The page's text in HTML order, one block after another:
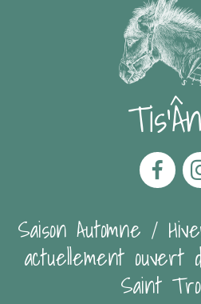
Saison Automne /
actuellement ouvert
Saint